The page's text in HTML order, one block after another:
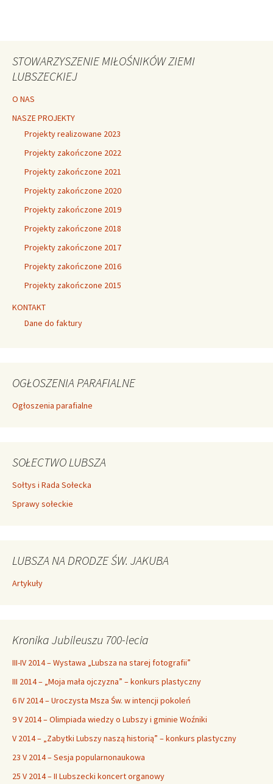
STOWARZYSZENIE MIŁOŚNIKÓW ZIEMI
LUBSZECKIEJ
O NAS
NASZE PROJEKTY
Projekty realizowane 2023
Projekty zakończone 2022
Projekty zakończone 2021
Projekty zakończone 2020
Projekty zakończone 2019
Projekty zakończone 2018
Projekty zakończone 2017
Projekty zakończone 2016
Projekty zakończone 2015
KONTAKT
Dane do faktury
OGŁOSZENIA PARAFIALNE
Ogłoszenia parafialne
SOŁECTWO LUBSZA
Sołtys i Rada Sołecka
Sprawy sołeckie
LUBSZA NA DRODZE ŚW. JAKUBA
Artykuły
Kronika Jubileuszu 700-lecia
III-IV 2014 – Wystawa „Lubsza na starej fotografii”
III 2014 – „Moja mała ojczyzna” – konkurs plastyczny
6 IV 2014 – Uroczysta Msza Św. w intencji pokoleń
9 V 2014 – Olimpiada wiedzy o Lubszy i gminie Woźniki
V 2014 – „Zabytki Lubszy naszą historią” – konkurs plastyczny
23 V 2014 – Sesja popularnonaukowa
25 V 2014 – II Lubszecki koncert organowy